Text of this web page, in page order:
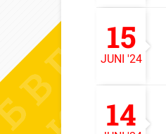
15
JUNI '24
14